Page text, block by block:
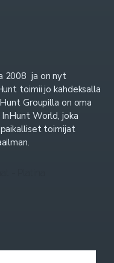
2008 ja on nyt
toimii jo kahdeksalla
Groupilla on oma
InHunt World, joka
toimijat